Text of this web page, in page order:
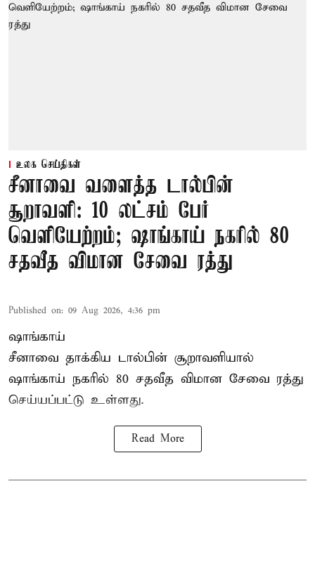
உலக செய்திகள்
சீனாவை வளைத்த டால்பின்
சூறாவளி: 10 லட்சம் பேர்
வெளியேற்றம்; ஷாங்காய் நகரில் 80
சதவீத விமான சேவை ரத்து
Published on: 09 Aug 2026, 4:36 pm
ஷாங்காய்
சீனாவை தாக்கிய டால்பின் சூறாவளியால்
ஷாங்காய் நகரில் 80 சதவீத விமான சேவை ரத்து
செய்யப்பட்டு உள்ளது.
Read More